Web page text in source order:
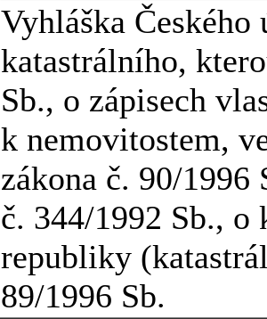
Vyhláška Českého
katastrálního,
Sb., o zápisech
k nemovitostem,
zákona č. 90/1996
č. 344/1992 Sb., o
republiky
89/1996 Sb.